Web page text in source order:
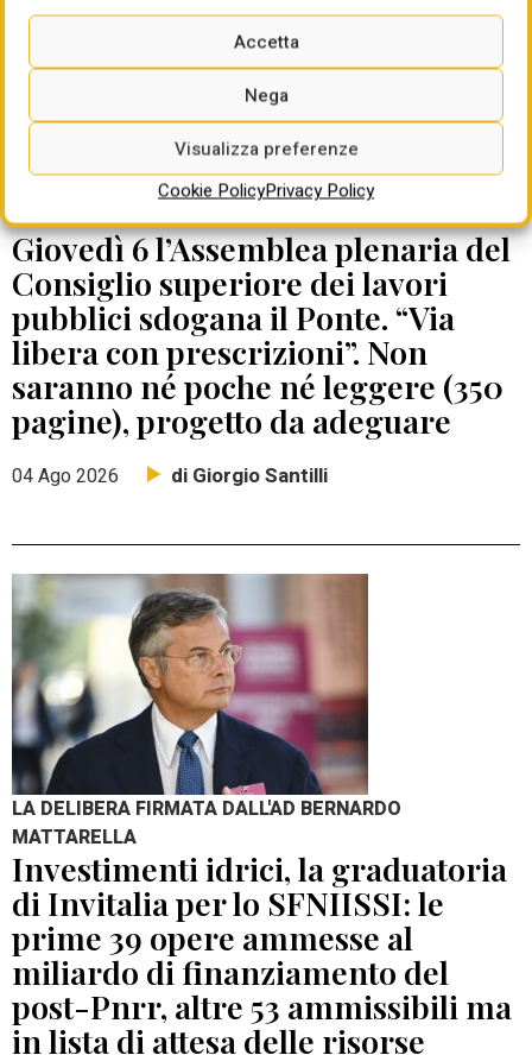
Accetta
Nega
Visualizza preferenze
Cookie PolicyPrivacy Policy
DATE DA RICORDARE
Giovedì 6 l’Assemblea plenaria del
Consiglio superiore dei lavori
pubblici sdogana il Ponte. “Via
libera con prescrizioni”. Non
saranno né poche né leggere (350
pagine), progetto da adeguare
04 Ago 2026 di Giorgio Santilli
LA DELIBERA FIRMATA DALL'AD BERNARDO
MATTARELLA
Investimenti idrici, la graduatoria
di Invitalia per lo SFNIISSI: le
prime 39 opere ammesse al
miliardo di finanziamento del
post-Pnrr, altre 53 ammissibili ma
in lista di attesa delle risorse